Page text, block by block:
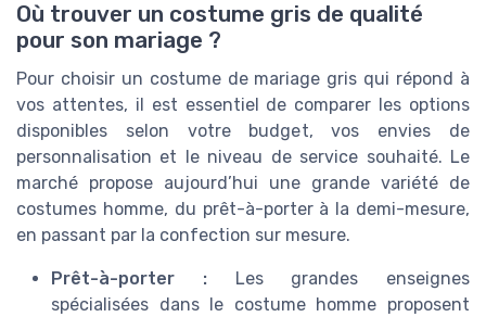
Où trouver un costume gris de qualité
pour son mariage ?
Pour choisir un costume de mariage gris qui répond à
vos attentes, il est essentiel de comparer les options
disponibles selon votre budget, vos envies de
personnalisation et le niveau de service souhaité. Le
marché propose aujourd’hui une grande variété de
costumes homme, du prêt-à-porter à la demi-mesure,
en passant par la confection sur mesure.
Prêt-à-porter :Les grandes enseignes
spécialisées dans le costume homme proposent